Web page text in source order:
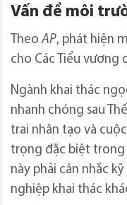
Vấn đề môi
TheoAP, phát hiện
cho Các Tiểu vương
Ngành khai thác
nhanh chóng sau
trai nhân tạo và
trọng đặc biệt trong
này phải cân nhắc
nghiệp khai thác